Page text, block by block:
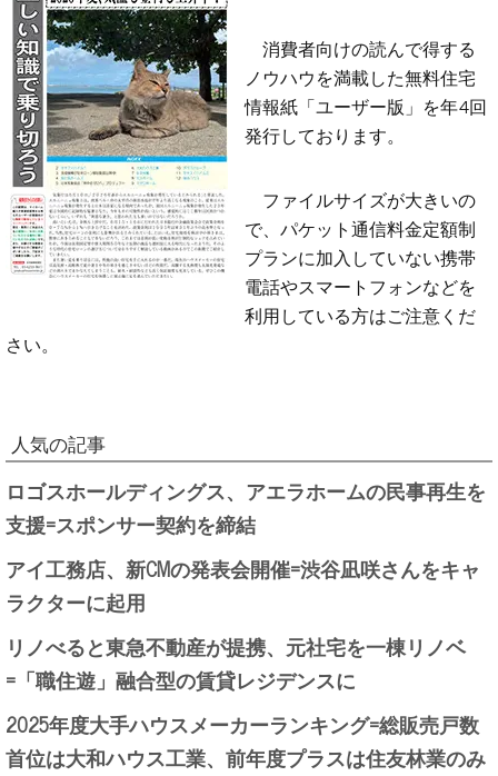
消費者向けの読んで得する
ノウハウを満載した無料住宅
情報紙「ユーザー版」を年4回
発行しております。
ファイルサイズが大きいの
で、パケット通信料金定額制
プランに加入していない携帯
電話やスマートフォンなどを
利用している方はご注意くだ
さい。
人気の記事
ロゴスホールディングス、アエラホームの民事再生を
支援=スポンサー契約を締結
アイ工務店、新CMの発表会開催=渋谷凪咲さんをキャ
ラクターに起用
リノべると東急不動産が提携、元社宅を一棟リノベ
=「職住遊」融合型の賃貸レジデンスに
2025年度大手ハウスメーカーランキング=総販売戸数
首位は大和ハウス工業、前年度プラスは住友林業のみ